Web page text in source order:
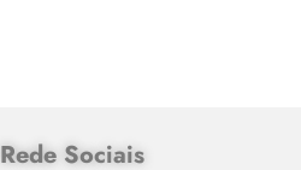
Rede Sociais